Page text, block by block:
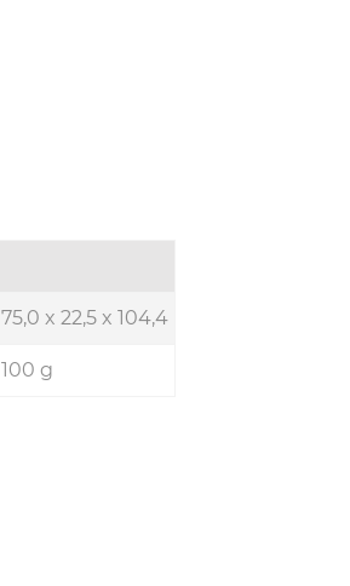
75,0 x 22,5 x 104,4
100 g